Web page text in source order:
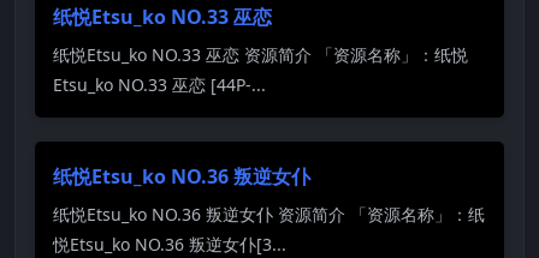
纸悦Etsu_ko NO.33 巫恋
纸悦Etsu_ko NO.33 巫恋 资源简介 「资源名称」：纸悦
Etsu_ko NO.33 巫恋 [44P-...
纸悦Etsu_ko NO.36 叛逆女仆
纸悦Etsu_ko NO.36 叛逆女仆 资源简介 「资源名称」：纸
悦Etsu_ko NO.36 叛逆女仆[3...